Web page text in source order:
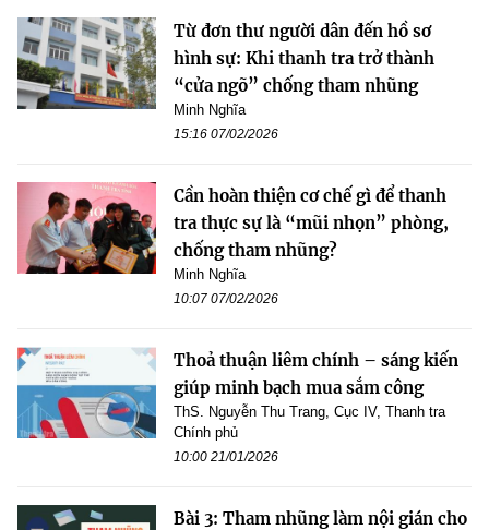
Từ đơn thư người dân đến hồ sơ
hình sự: Khi thanh tra trở thành
“cửa ngõ” chống tham nhũng
Minh Nghĩa
15:16 07/02/2026
Cần hoàn thiện cơ chế gì để thanh
tra thực sự là “mũi nhọn” phòng,
chống tham nhũng?
Minh Nghĩa
10:07 07/02/2026
Thoả thuận liêm chính – sáng kiến
giúp minh bạch mua sắm công
ThS. Nguyễn Thu Trang, Cục IV, Thanh tra
Chính phủ
10:00 21/01/2026
Bài 3: Tham nhũng làm nội gián cho